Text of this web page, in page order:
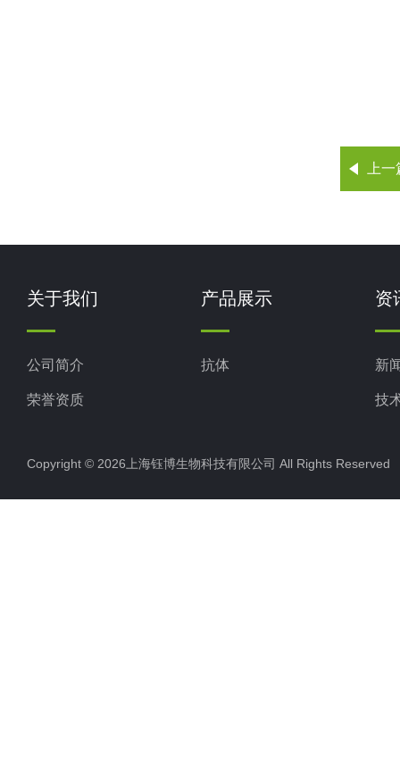
上
关于我们
公司简介
荣誉资质
产品展示
抗体
资
新
技
Copyright © 2026上海钰博生物科技有限公司 All Rights